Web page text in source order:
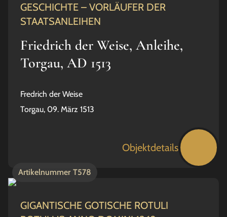
GESCHICHTE – VORLÄUFER DER
STAATSANLEIHEN
Friedrich der Weise, Anleihe,
Torgau, AD 1513
Fredrich der Weise
Torgau, 09. März 1513
Objektdetails
Artikelnummer T578
GIGANTISCHE GOTISCHE ROTULI